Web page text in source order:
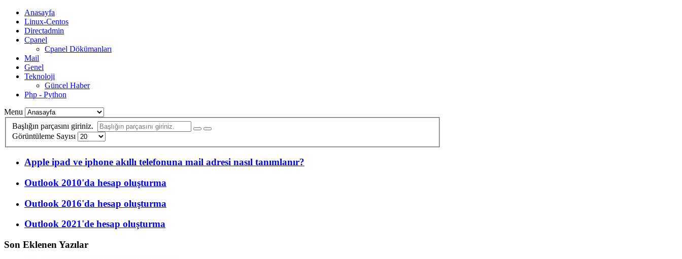
Anasayfa
Linux-Centos
Directadmin
Cpanel
Cpanel Dökümanları
Mail
Genel
Teknoloji
Güncel Haber
Php - Python
Menu
Başlığın parçasını giriniz.
Görüntüleme Sayısı
Apple ipad ve iphone akıllı telefonuna mail adresi nasıl tanımlanır?
Outlook 2010'da hesap oluşturma
Outlook 2016'da hesap oluşturma
Outlook 2021'de hesap oluşturma
Son Eklenen Yazılar